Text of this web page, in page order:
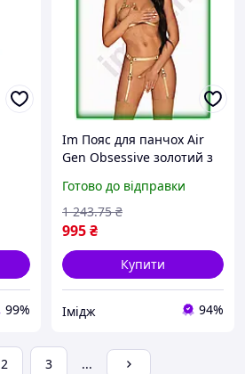
99%
Im Пояс для панчох Air
Gen Obsessive золотий з
металевими прикрасами
для зваблення та ро
IMD22/G
Готово до відправки
995₴
1 243.75 ₴
Купити
Імідж 94%
2 3 ...